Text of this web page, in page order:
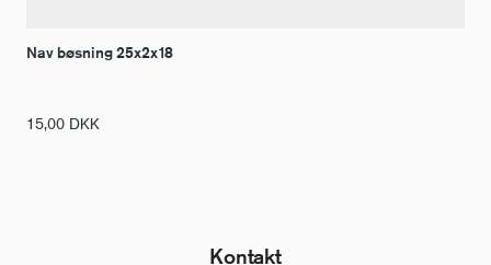
Nav bøsning 25x2x18
15,00 DKK
Kontakt